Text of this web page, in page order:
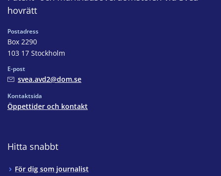
hovrätt
Postadress
Box 2290
103 17 Stockholm
E-post
svea.avd2@dom.se
Kontaktsida
Öppettider och kontakt
Hitta snabbt
För dig som journalist